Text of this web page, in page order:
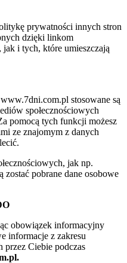
prywatności innych stron
dzięki linkom
jak i tych, które umieszczają
stosowane są
społecznościowych
pomocą tych funkcji możesz
ze znajomym z danych
jak np.
pobrane dane osobowe
obowiązek informacyjny
informacje z zakresu
przez Ciebie podczas